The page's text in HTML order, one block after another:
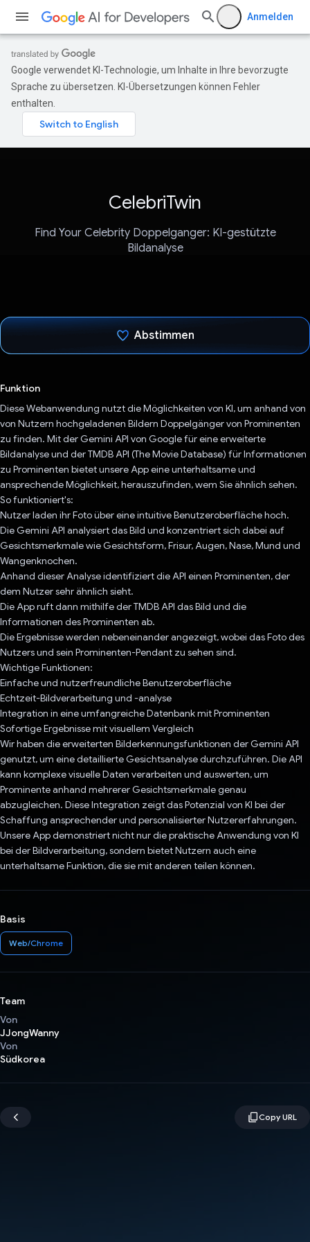
Anmelden
Google verwendet KI-Technologie, um Inhalte in Ihre bevorzugte
Sprache zu übersetzen. KI-Übersetzungen können Fehler
enthalten.
CelebriTwin
Find Your Celebrity Doppelganger: KI-gestützte
Bildanalyse
Abstimmen
Funktion
Diese Webanwendung nutzt die Möglichkeiten von KI, um anhand von
von Nutzern hochgeladenen Bildern Doppelgänger von Prominenten
zu finden. Mit der Gemini API von Google für eine erweiterte
Bildanalyse und der TMDB API (The Movie Database) für Informationen
zu Prominenten bietet unsere App eine unterhaltsame und
ansprechende Möglichkeit, herauszufinden, wem Sie ähnlich sehen.
So funktioniert's:
Nutzer laden ihr Foto über eine intuitive Benutzeroberfläche hoch.
Die Gemini API analysiert das Bild und konzentriert sich dabei auf
Gesichtsmerkmale wie Gesichtsform, Frisur, Augen, Nase, Mund und
Wangenknochen.
Anhand dieser Analyse identifiziert die API einen Prominenten, der
dem Nutzer sehr ähnlich sieht.
Die App ruft dann mithilfe der TMDB API das Bild und die
Informationen des Prominenten ab.
Die Ergebnisse werden nebeneinander angezeigt, wobei das Foto des
Nutzers und sein Prominenten-Pendant zu sehen sind.
Wichtige Funktionen:
Einfache und nutzerfreundliche Benutzeroberfläche
Echtzeit-Bildverarbeitung und -analyse
Integration in eine umfangreiche Datenbank mit Prominenten
Sofortige Ergebnisse mit visuellem Vergleich
Wir haben die erweiterten Bilderkennungsfunktionen der Gemini API
genutzt, um eine detaillierte Gesichtsanalyse durchzuführen. Die API
kann komplexe visuelle Daten verarbeiten und auswerten, um
Prominente anhand mehrerer Gesichtsmerkmale genau
abzugleichen. Diese Integration zeigt das Potenzial von KI bei der
Schaffung ansprechender und personalisierter Nutzererfahrungen.
Unsere App demonstriert nicht nur die praktische Anwendung von KI
bei der Bildverarbeitung, sondern bietet Nutzern auch eine
unterhaltsame Funktion, die sie mit anderen teilen können.
Basis
Web/Chrome
Team
Von
JJongWanny
Von
Südkorea